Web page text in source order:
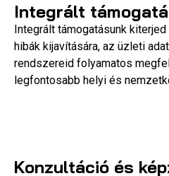
Integrált
Integrált támogatásunk
hibák kijavítására, az üzleti
rendszereid folyamatos
legfontosabb helyi és
Konzultáció és